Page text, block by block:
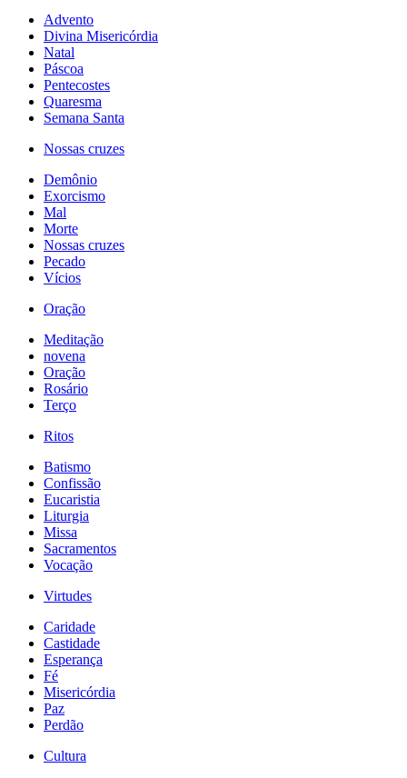
Advento
Divina Misericórdia
Natal
Páscoa
Pentecostes
Quaresma
Semana Santa
Nossas cruzes
Demônio
Exorcismo
Mal
Morte
Nossas cruzes
Pecado
Vícios
Oração
Meditação
novena
Oração
Rosário
Terço
Ritos
Batismo
Confissão
Eucaristia
Liturgia
Missa
Sacramentos
Vocação
Virtudes
Caridade
Castidade
Esperança
Fé
Misericórdia
Paz
Perdão
Cultura